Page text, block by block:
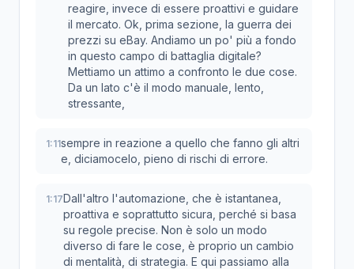
reagire, invece di essere proattivi e guidare
il mercato. Ok, prima sezione, la guerra dei
prezzi su eBay. Andiamo un po' più a fondo
in questo campo di battaglia digitale?
Mettiamo un attimo a confronto le due cose.
Da un lato c'è il modo manuale, lento,
stressante,
1:11sempre in reazione a quello che fanno gli altri
e, diciamocelo, pieno di rischi di errore.
1:17Dall'altro l'automazione, che è istantanea,
proattiva e soprattutto sicura, perché si basa
su regole precise. Non è solo un modo
diverso di fare le cose, è proprio un cambio
di mentalità, di strategia. E qui passiamo alla